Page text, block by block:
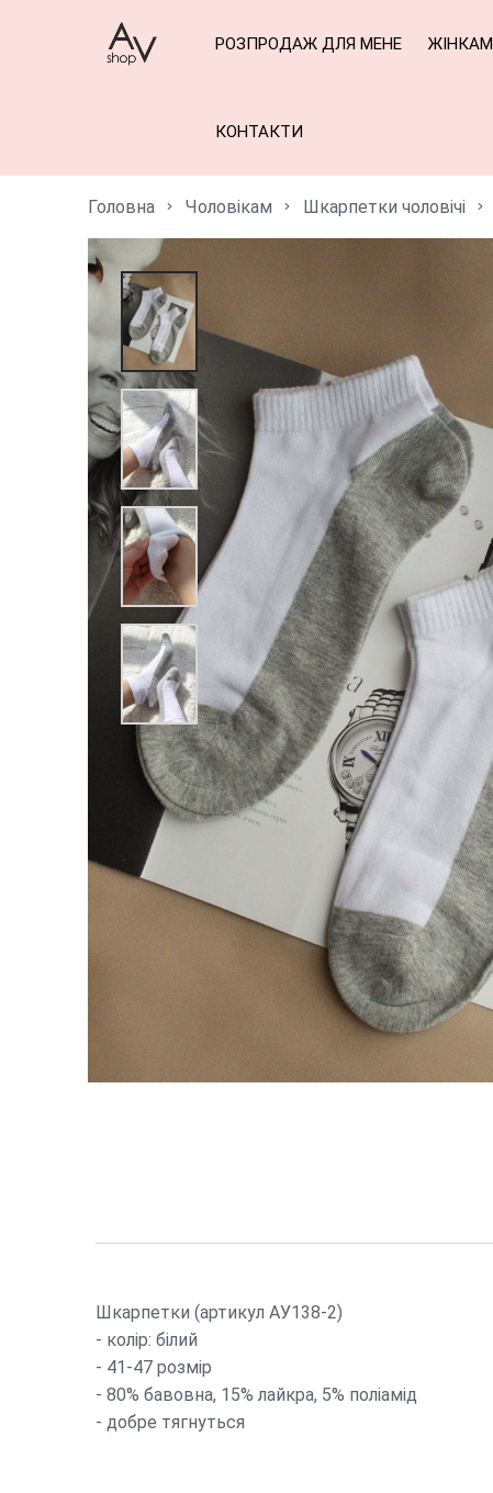
РОЗПРОДАЖ ДЛЯ МЕНЕ ЖІНКАМ
КОНТАКТИ
Головна Чоловікам Шкарпетки чоловічі
Шкарпетки (артикул АУ138-2)
- колір: білий
- 41-47 розмір
- 80% бавовна, 15% лайкра, 5% поліамід
- добре тягнуться